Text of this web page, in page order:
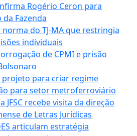
Rogério Ceron para
Fazenda
do TJ-MA que restringia
individuais
de CPMI e prisão
para criar regime
para setor metroferroviário
recebe visita da direção
de Letras Jurídicas
articulam estratégia